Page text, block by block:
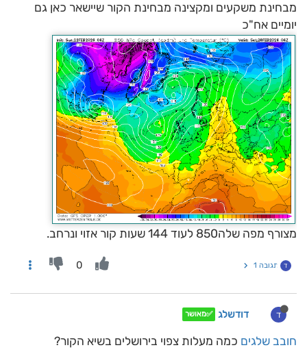
מבחינת משקעים ומקצינה מבחינת הקור שיישאר כאן גם
יומיים אח"כ
מצורף מפה שלה850 לעוד 144 שעות קור אזוי ונרחב.
ד תגובה 1 0
ד דודשלג ✅מאושר
חובב שלגים כמה מעלות צפוי בירושלים בשיא הקור?